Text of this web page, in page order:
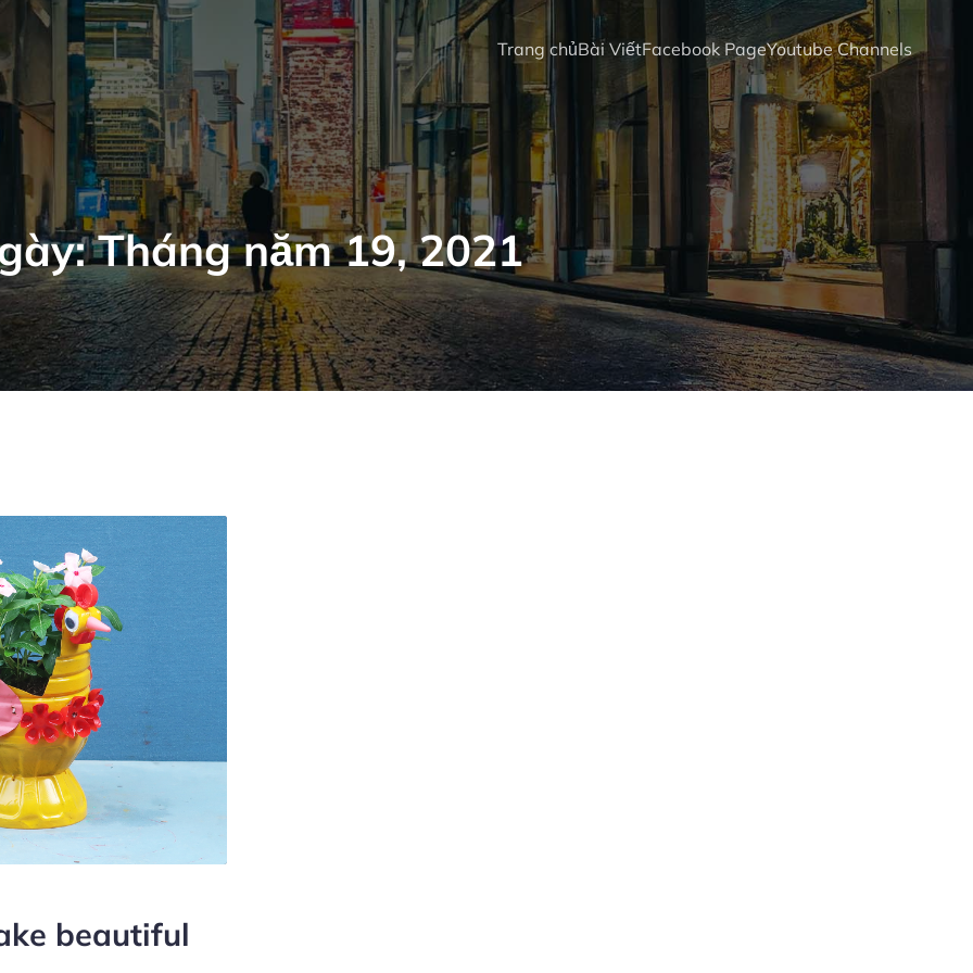
Trang chủBài ViếtFacebook PageYoutube Channels
Tháng năm 19, 2021
beautiful